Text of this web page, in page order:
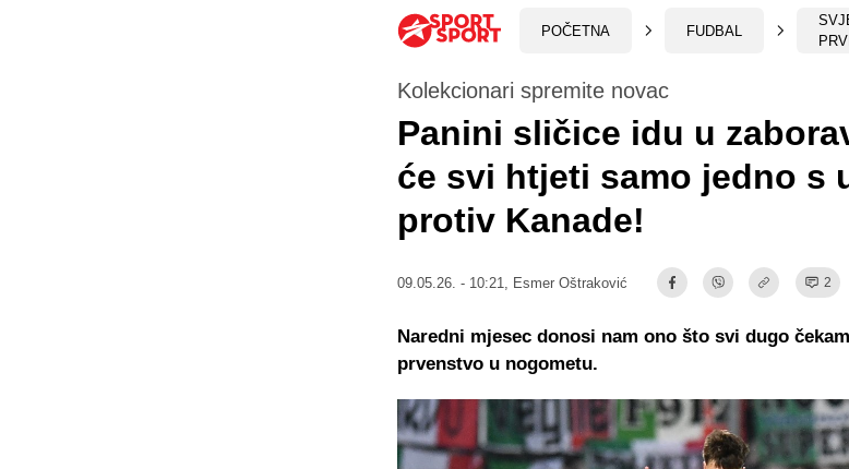
POČETNA FUDBAL
Kolekcionari spremite novac
Panini sličice idu u
će svi htjeti samo jedno s
protiv Kanade!
09.05.26. - 10:21, Esmer Oštraković 2
Naredni mjesec donosi nam ono što svi dugo
prvenstvo u nogometu.